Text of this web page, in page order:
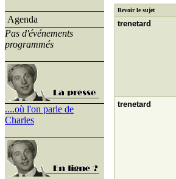
Agenda
Pas d'événements
programmés
....où l'on parle de
Charles
Revoir le sujet
trenetard
trenetard